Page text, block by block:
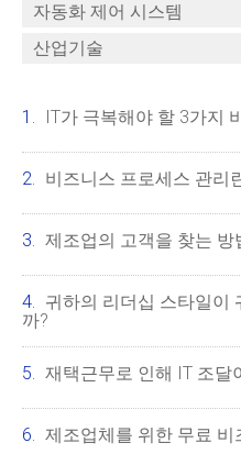
자동화 제어 시스템
산업기술
IT가 극복해야 할 3가지
비즈니스 프로세스 관리
제조업의 고객을 찾는 방
귀하의 리더십 스타일이
까?
재택근무로 인해 IT 조달
제조업체를 위한 무료 비